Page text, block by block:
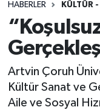
HABERLER KÜLTÜR
Artvin Çoruh
Kültür Sanat ve
Aile ve Sosyal